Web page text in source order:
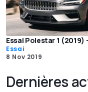
Essai Polestar 1
Essai
8 Nov 2019
Dernières